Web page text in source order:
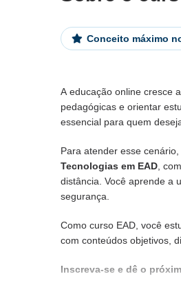
Conceito máximo
A educação online cresce
pedagógicas e orientar
essencial para quem
Para atender esse
Tecnologias em EAD ,
distância. Você aprende a
segurança.
Como curso EAD, você
com conteúdos objetivos,
Inscreva-se e dê o